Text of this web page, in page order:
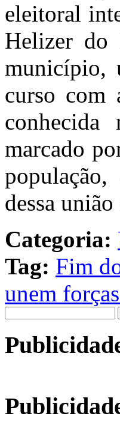
eleitoral
Helizer do
município,
curso com
marcado
dessa
Categoria:
Tag: Fim
unem
por: